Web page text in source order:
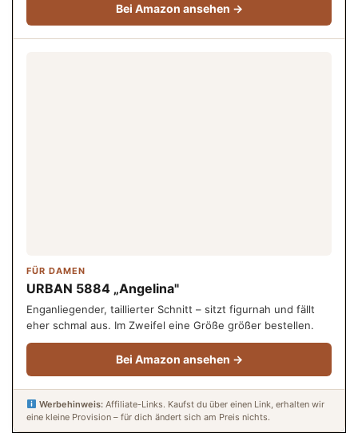
Bei Amazon ansehen →
FÜR DAMEN
URBAN 5884 „Angelina"
Enganliegender, taillierter Schnitt – sitzt figurnah und fällt
eher schmal aus. Im Zweifel eine Größe größer bestellen.
Bei Amazon ansehen →
Werbehinweis:Affiliate-Links. Kaufst du über einen Link, erhalten wir
eine kleine Provision – für dich ändert sich am Preis nichts.